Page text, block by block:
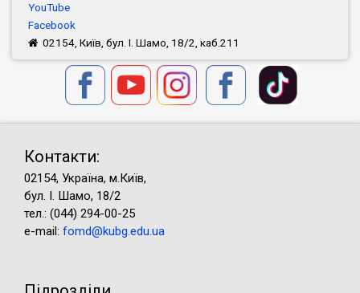
YouTube
Facebook
02154, Київ, бул. І. Шамо, 18/2, каб.211
Контакти:
02154, Україна, м.Київ,
бул. І. Шамо, 18/2
тел.: (044) 294-00-25
e-mail: fomd@kubg.edu.ua